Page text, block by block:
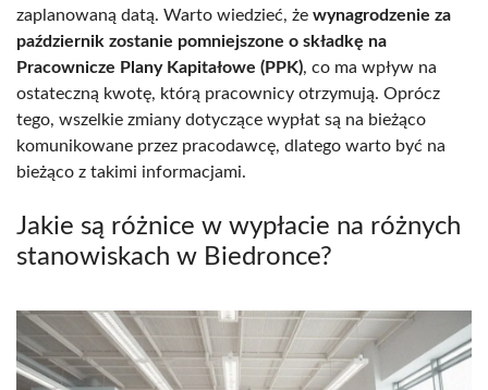
zaplanowaną datą. Warto wiedzieć, że wynagrodzenie za
październik zostanie pomniejszone o składkę na
Pracownicze Plany Kapitałowe (PPK), co ma wpływ na
ostateczną kwotę, którą pracownicy otrzymują. Oprócz
tego, wszelkie zmiany dotyczące wypłat są na bieżąco
komunikowane przez pracodawcę, dlatego warto być na
bieżąco z takimi informacjami.
Jakie są różnice w wypłacie na różnych
stanowiskach w Biedronce?